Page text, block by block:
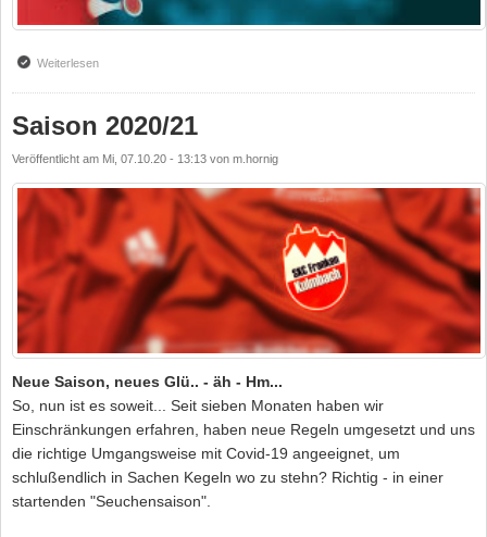
Weiterlesenüber Saison 2020/2021 im Bezirk und Kreis abgebrochen
Saison 2020/21
Veröffentlicht am Mi, 07.10.20 - 13:13 von m.hornig
Neue Saison, neues Glü.. - äh - Hm...
So, nun ist es soweit... Seit sieben Monaten haben wir
Einschränkungen erfahren, haben neue Regeln umgesetzt und uns
die richtige Umgangsweise mit Covid-19 angeeignet, um
schlußendlich in Sachen Kegeln wo zu stehn? Richtig - in einer
startenden "Seuchensaison".